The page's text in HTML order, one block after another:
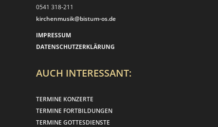
0541 318-211
kirchenmusik@bistum-os.de
IMPRESSUM
DATENSCHUTZERKLÄRUNG
AUCH INTERESSANT:
TERMINE KONZERTE
TERMINE FORTBILDUNGEN
TERMINE GOTTESDIENSTE